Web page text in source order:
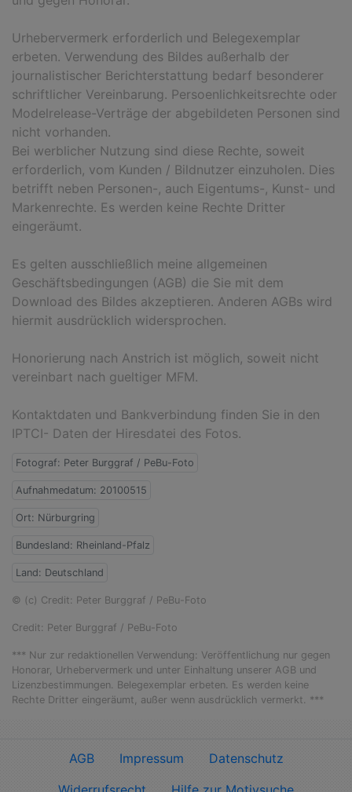
Urhebervermerk erforderlich und Belegexemplar
erbeten. Verwendung des Bildes außerhalb der
journalistischer Berichterstattung bedarf besonderer
schriftlicher Vereinbarung. Persoenlichkeitsrechte oder
Modelrelease-Verträge der abgebildeten Personen sind
nicht vorhanden.
Bei werblicher Nutzung sind diese Rechte, soweit
erforderlich, vom Kunden / Bildnutzer einzuholen. Dies
betrifft neben Personen-, auch Eigentums-, Kunst- und
Markenrechte. Es werden keine Rechte Dritter
eingeräumt.
Es gelten ausschließlich meine allgemeinen
Geschäftsbedingungen (AGB) die Sie mit dem
Download des Bildes akzeptieren. Anderen AGBs wird
hiermit ausdrücklich widersprochen.
Honorierung nach Anstrich ist möglich, soweit nicht
vereinbart nach gueltiger MFM.
Kontaktdaten und Bankverbindung finden Sie in den
IPTCI- Daten der Hiresdatei des Fotos.
Fotograf: Peter Burggraf / PeBu-Foto
Aufnahmedatum: 20100515
Ort: Nürburgring
Bundesland: Rheinland-Pfalz
Land: Deutschland
© (c) Credit: Peter Burggraf / PeBu-Foto
Credit: Peter Burggraf / PeBu-Foto
*** Nur zur redaktionellen Verwendung: Veröffentlichung nur gegen
Honorar, Urhebervermerk und unter Einhaltung unserer AGB und
Lizenzbestimmungen. Belegexemplar erbeten. Es werden keine
Rechte Dritter eingeräumt, außer wenn ausdrücklich vermerkt. ***
AGB Impressum
Datenschutz